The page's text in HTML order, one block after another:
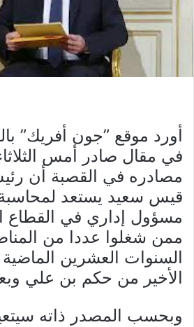
أورد موقع ”جون أفريك”
في مقال صادر أمس
مصادره في القصبة أن
مسؤول إداري في القطاع
ممن شغلوا عددا من
السنوات العشرين الماضية
الأخير من حكم بن علي وبعد
وبحسب المصدر ذاته